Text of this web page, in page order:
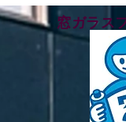
窓ガラス